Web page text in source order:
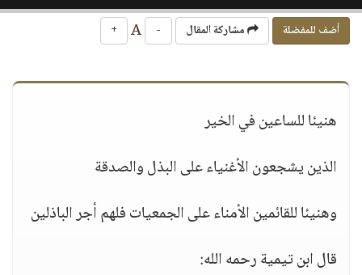
أضف للمفضلة مشاركة المقال -
+
هنيئا للساعين في الخير
الذين يشجعون الأغنياء على البذل والصدقة
وهنيئا للقائمين الأمناء على الجمعيات فلهم أجر الباذلين
قال ابن تيمية رحمه الله: